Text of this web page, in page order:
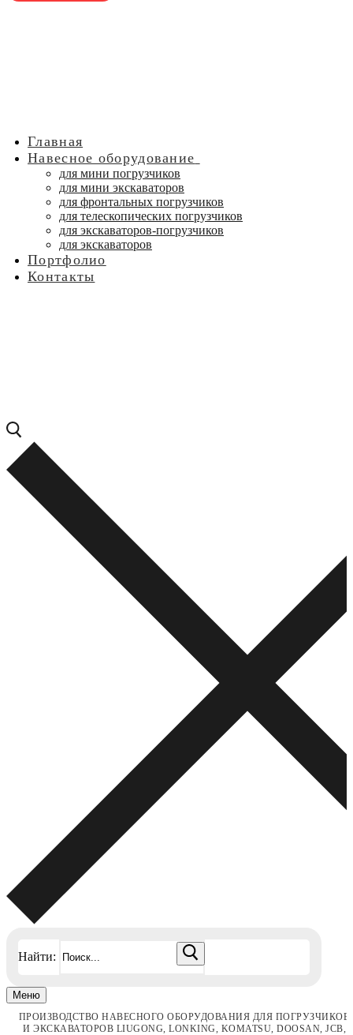
Главная
Навесное оборудование
для мини погрузчиков
для мини экскаваторов
для фронтальных погрузчиков
для телескопических погрузчиков
для экскаваторов-погрузчиков
для экскаваторов
Портфолио
Контакты
Найти:
Меню
ПРОИЗВОДСТВО НАВЕСНОГО ОБОРУДОВАНИЯ ДЛЯ ПОГРУЗЧИКОВ
И ЭКСКАВАТОРОВ LIUGONG, LONKING, KOMATSU, DOOSAN, JCB,